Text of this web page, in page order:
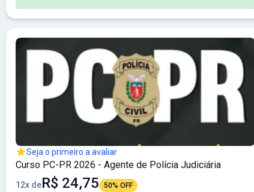
Seja o primeiro a avaliar
Curso PC-PR 2026 - Agente de Polícia Judiciária
12x deR$ 24,75 50% OFF